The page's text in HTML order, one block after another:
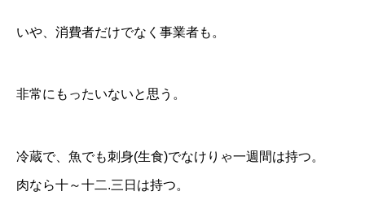
いや、消費者だけでなく事業者も。
非常にもったいないと思う。
冷蔵で、魚でも刺身(生食)でなけりゃ一週間は持つ。
肉なら十～十二.三日は持つ。